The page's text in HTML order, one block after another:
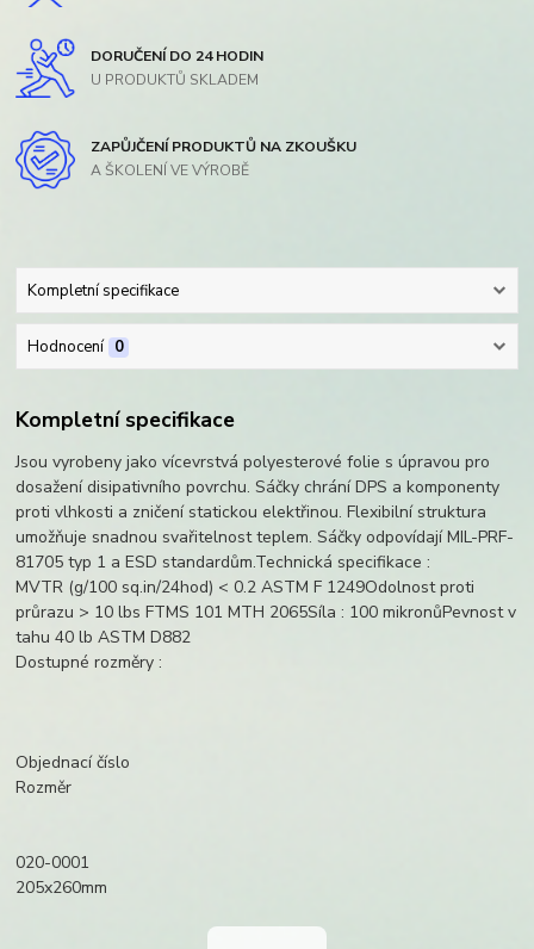
DORUČENÍ DO 24 HODIN
U PRODUKTŮ SKLADEM
ZAPŮJČENÍ PRODUKTŮ NA ZKOUŠKU
A ŠKOLENÍ VE VÝROBĚ
Kompletní specifikace
Hodnocení 0
Kompletní specifikace
Jsou vyrobeny jako vícevrstvá polyesterové folie s úpravou pro
dosažení disipativního povrchu. Sáčky chrání DPS a komponenty
proti vlhkosti a zničení statickou elektřinou. Flexibilní struktura
umožňuje snadnou svařitelnost teplem. Sáčky odpovídají MIL-PRF-
81705 typ 1 a ESD standardům.Technická specifikace :
MVTR (g/100 sq.in/24hod) < 0.2 ASTM F 1249Odolnost proti
průrazu > 10 lbs FTMS 101 MTH 2065Síla : 100 mikronůPevnost v
tahu 40 lb ASTM D882
Dostupné rozměry :
Objednací číslo
Rozměr
020-0001
205x260mm